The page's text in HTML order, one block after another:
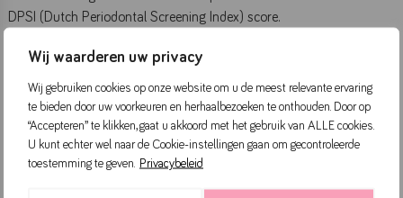
Wij waarderen uw privacy
Wij gebruiken cookies op onze website om u de meest relevante ervaring
te bieden door uw voorkeuren en herhaalbezoeken te onthouden. Door op
“Accepteren” te klikken, gaat u akkoord met het gebruik van ALLE cookies.
U kunt echter wel naar de Cookie-instellingen gaan om gecontroleerde
toestemming te geven.
Privacybeleid
DPSI (Dutch Periodontal Screening Index) score.
Wat gaat de behandeling kosten?
De tarieven voor mondhygiënebehandelingen zijn vastgesteld door
de Nederlandse Zorgautoriteit (NZA). De kosten die u zelf voor een
behandeling betaalt zijn afhankelijk van hoe u
bent verzekerd. Voor behandelingen die meer dan € 250,- kosten,